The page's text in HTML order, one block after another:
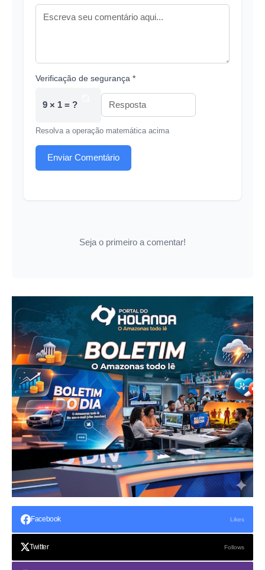
Verificação de segurança *
9 × 1 = ?
Resolva a operação matemática acima
Enviar Comentário
Seja o primeiro a comentar!
Facebook Likes
Twitter Follows